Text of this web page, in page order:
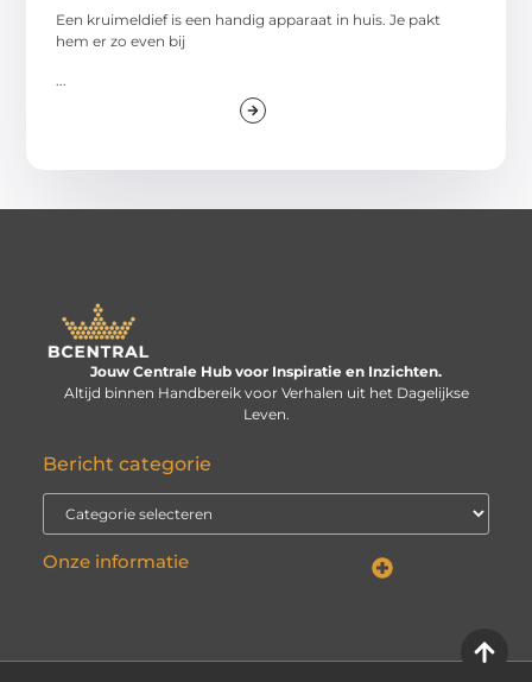
Een kruimeldief is een handig apparaat in huis. Je pakt
hem er zo even bij
Jouw Centrale Hub voor Inspiratie en Inzichten.
Altijd binnen Handbereik voor Verhalen uit het Dagelijkse
Leven.
Bericht categorie
Onze informatie